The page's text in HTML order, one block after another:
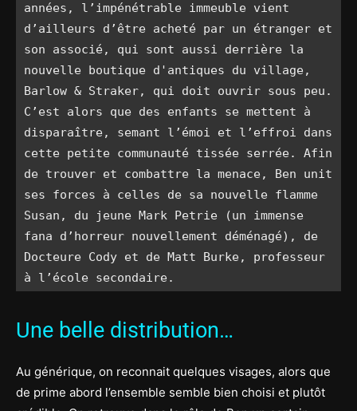
années, l’impénétrable immeuble vient
d’ailleurs d’être acheté par un étranger et
son associé, qui sont aussi derrière la
nouvelle boutique d'antiques du village,
Barlow & Straker, qui doit ouvrir sous peu.
C’est alors que des enfants se mettent à
disparaître, semant l’émoi et l’effroi dans
cette petite communauté tissée serrée. Afin
de trouver et combattre la menace, Ben unit
ses forces à celles de sa nouvelle flamme
Susan, du jeune Mark Petrie (un immense
fana d’horreur nouvellement déménagé), de
Docteure Cody et de Matt Burke, professeur
à l’école secondaire.
Une belle distribution…
Au générique, on reconnait quelques visages, alors que
de prime abord l’ensemble semble bien choisi et plutôt